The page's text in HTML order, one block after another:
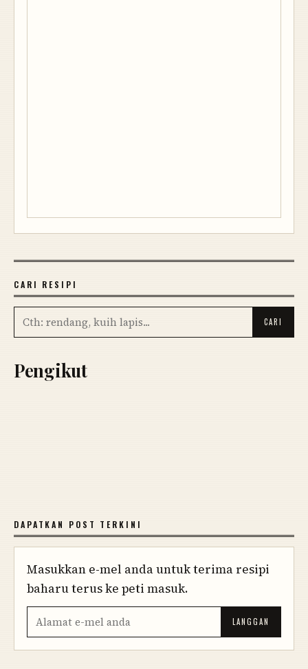
CARI RESIPI
Pengikut
DAPATKAN POST TERKINI
Masukkan e-mel anda untuk terima resipi
baharu terus ke peti masuk.